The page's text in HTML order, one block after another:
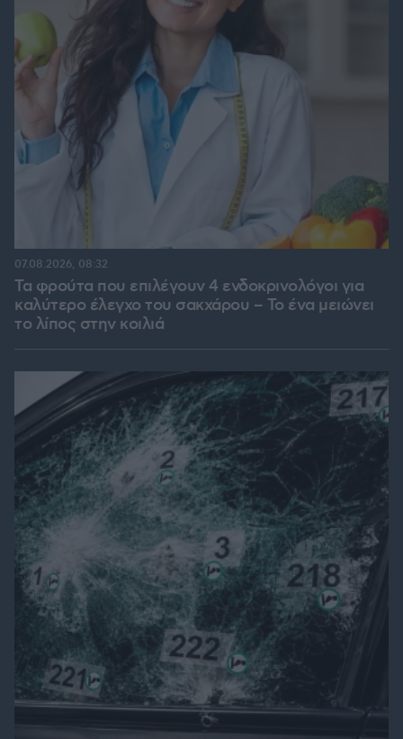
Τα φρούτα που επιλέγουν 4 ενδοκρινολόγοι για
καλύτερο έλεγχο του σακχάρου – Το ένα μειώνει
το λίπος στην κοιλιά
07.08.2026, 08:32